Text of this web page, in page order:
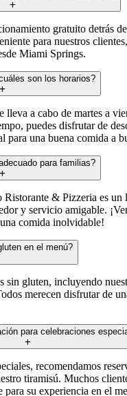
gratuito detrás
para nuestros
Miami Springs.
son los horarios?
lleva a cabo de martes a
puedes disfrutar de
para una buena comida a
para familias?
Ristorante & Pizzeria es un
y servicio amigable.
comida inolvidable!
en el menú?
sin gluten, incluyendo
merecen disfrutar de
para celebraciones
recomendamos
tiramisú. Muchos
su experiencia en el